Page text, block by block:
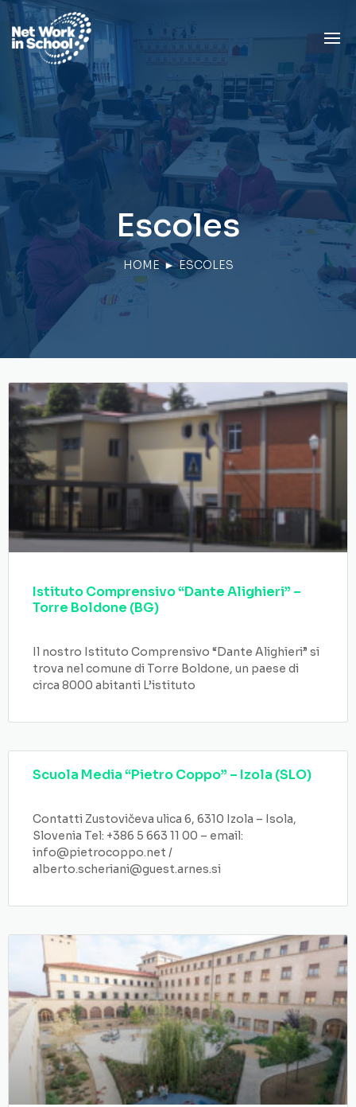
Escoles
HOME ► ESCOLES
Istituto Comprensivo “Dante Alighieri” –
Torre Boldone (BG)
Il nostro Istituto Comprensivo “Dante Alighieri” si
trova nel comune di Torre Boldone, un paese di
circa 8000 abitanti L’istituto
Scuola Media “Pietro Coppo” – Izola (SLO)
Contatti Zustovičeva ulica 6, 6310 Izola – Isola,
Slovenia Tel: +386 5 663 11 00 – email:
info@pietrocoppo.net /
alberto.scheriani@guest.arnes.si